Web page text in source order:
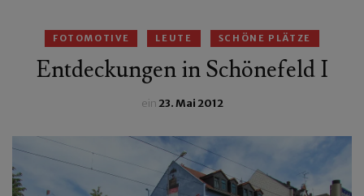
FOTOMOTIVE LEUTE SCHÖNE PLÄTZE
Entdeckungen in Schönefeld I
ein23. Mai 2012